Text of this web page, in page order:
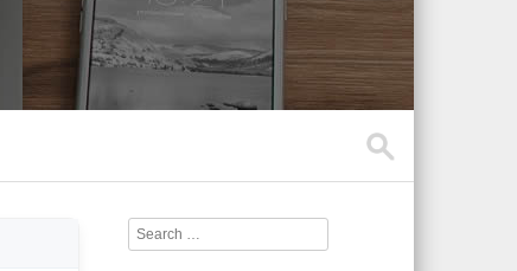
Search